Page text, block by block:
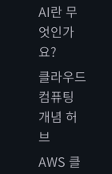
AI란 무
엇인가
요?
클라우드
컴퓨팅
개념 허
브
AWS 클